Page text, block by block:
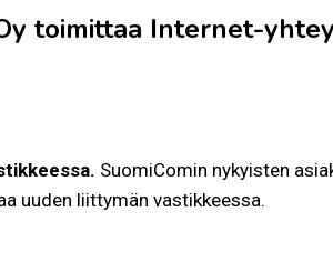
toimittaa Internet-
SuomiComin nykyisten
uuden liittymän vastikkeessa.